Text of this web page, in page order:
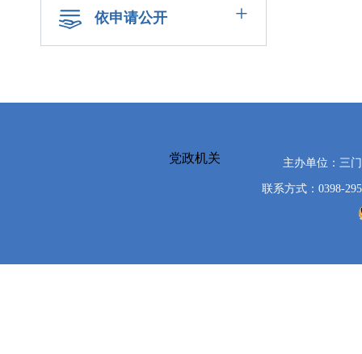
依申请公开 +
党政机关 主办单位：三
联系方式：0398-